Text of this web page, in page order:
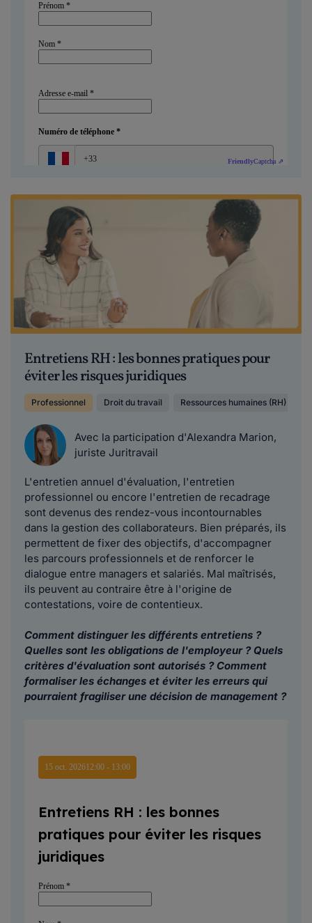
Entretiens RH : les bonnes pratiques pour
éviter les risques juridiques
Professionnel Droit du travail Ressources humaines (RH)
Avec la participation d'Alexandra Marion,
juriste Juritravail
L'entretien annuel d'évaluation, l'entretien
professionnel ou encore l'entretien de recadrage
sont devenus des rendez-vous incontournables
dans la gestion des collaborateurs. Bien préparés, ils
permettent de fixer des objectifs, d'accompagner
les parcours professionnels et de renforcer le
dialogue entre managers et salariés. Mal maîtrisés,
ils peuvent au contraire être à l'origine de
contestations, voire de contentieux.
Comment distinguer les différents entretiens ?
Quelles sont les obligations de l'employeur ? Quels
critères d'évaluation sont autorisés ? Comment
formaliser les échanges et éviter les erreurs qui
pourraient fragiliser une décision de management ?